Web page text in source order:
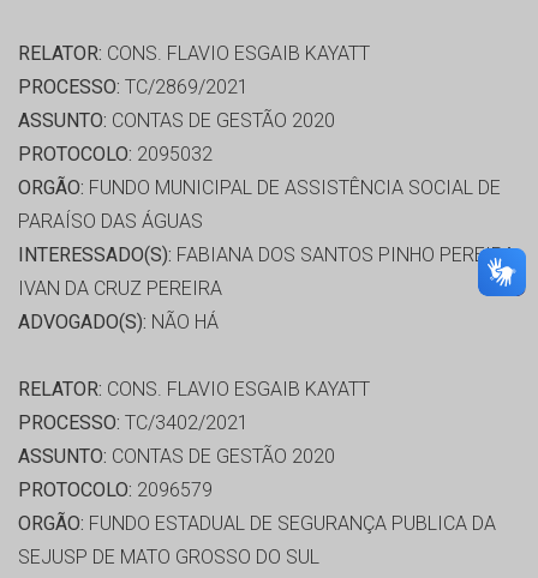
RELATOR: CONS. FLAVIO ESGAIB KAYATT
PROCESSO: TC/2869/2021
ASSUNTO: CONTAS DE GESTÃO 2020
PROTOCOLO: 2095032
ORGÃO: FUNDO MUNICIPAL DE ASSISTÊNCIA SOCIAL DE
PARAÍSO DAS ÁGUAS
INTERESSADO(S): FABIANA DOS SANTOS PINHO PEREIRA,
IVAN DA CRUZ PEREIRA
ADVOGADO(S): NÃO HÁ
RELATOR: CONS. FLAVIO ESGAIB KAYATT
PROCESSO: TC/3402/2021
ASSUNTO: CONTAS DE GESTÃO 2020
PROTOCOLO: 2096579
ORGÃO: FUNDO ESTADUAL DE SEGURANÇA PUBLICA DA
SEJUSP DE MATO GROSSO DO SUL